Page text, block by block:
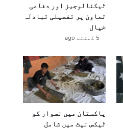
ٹیکنالوجیز اور دفاعی
تعاون پر تفصیلی تبادلہ
خیال
5 گھنٹے ago
پاکستان میں نسوار کو
ٹیکس نیٹ میں شامل